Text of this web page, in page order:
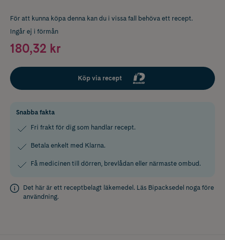
För att kunna köpa denna kan du i vissa fall behöva ett recept.
Ingår ej i förmån
180,32 kr
Köp via recept
Snabba fakta
Fri frakt för dig som handlar recept.
Betala enkelt med Klarna.
Få medicinen till dörren, brevlådan eller närmaste ombud.
Det här är ett receptbelagt läkemedel. Läs Bipacksedel noga före
användning.